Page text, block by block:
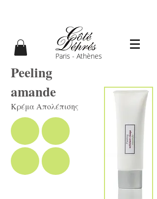
Paris - Athènes
Peeling
amande
Κρέμα Απολέπισης